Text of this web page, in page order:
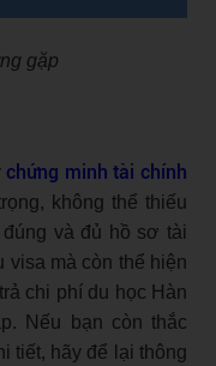
gặp
chứng minh tài chính
không thể thiếu
và đủ hồ sơ tài
visa mà còn thể hiện
chi phí du học Hàn
Nếu bạn còn thắc
tiết, hãy để lại thông